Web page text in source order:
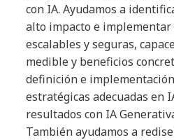
con IA. Ayudamos a
alto impacto e implementar
escalables y seguras,
medible y beneficios
definición e
estratégicas adecuadas en
resultados con IA
También ayudamos a